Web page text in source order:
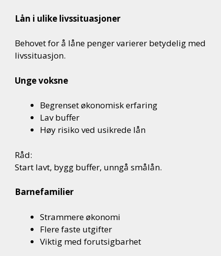
Lån i ulike livssituasjoner
Behovet for å låne penger varierer betydelig med
livssituasjon.
Unge voksne
Begrenset økonomisk erfaring
Lav buffer
Høy risiko ved usikrede lån
Råd:
Start lavt, bygg buffer, unngå smålån.
Barnefamilier
Strammere økonomi
Flere faste utgifter
Viktig med forutsigbarhet